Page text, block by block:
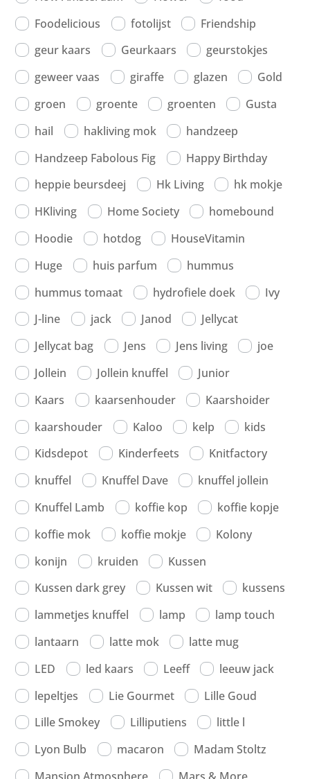
Foodelicious
fotolijst
Friendship
geur kaars
Geurkaars
geurstokjes
geweer vaas
giraffe glazen
Gold
groen
groente groenten
Gusta
hail
hakliving mok
handzeep
Handzeep Fabolous Fig
Happy Birthday
heppie beursdeej
Hk Living
hk mokje
HKliving
Home Society
homebound
Hoodie
hotdog
HouseVitamin
Huge
huis parfum
hummus
hummus tomaat
hydrofiele doek
Ivy
J-line
jack Janod
Jellycat
Jellycat bag
Jens Jens living
joe
Jollein
Jollein knuffel
Junior
Kaars
kaarsenhouder
Kaarshoider
kaarshouder
Kaloo kelp
kids
Kidsdepot
Kinderfeets
Knitfactory
knuffel
Knuffel Dave
knuffel jollein
Knuffel Lamb
koffie kop
koffie kopje
koffie mok
koffie mokje
Kolony
konijn
kruiden
Kussen
Kussen dark grey
Kussen wit
kussens
lammetjes knuffel
lamp
lamp touch
lantaarn
latte mok
latte mug
LED
led kaars Leeff
leeuw jack
lepeltjes
Lie Gourmet
Lille Goud
Lille Smokey
Lilliputiens
little l
Lyon Bulb
macaron
Madam Stoltz